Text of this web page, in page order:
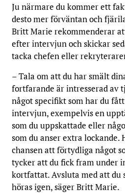
Ju närmare du kommer ett
desto mer förväntan och
Britt Marie rekommenderar
efter intervjun och skickar
tacka chefen eller
– Tala om att du har smält
fortfarande är intresserad av
något specifikt som har du
intervjun, exempelvis en
som du uppskattade eller
som du anser extra lockande.
chansen att förtydliga något
tycker att du fick fram under
kortfattat. Avsluta med att du
höras igen, säger Britt Marie.